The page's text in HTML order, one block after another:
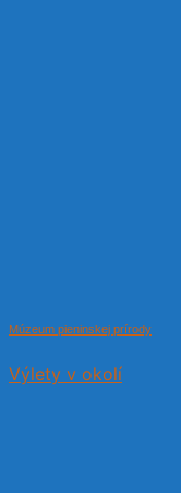
Múzeum pieninskej prírody
Výlety v okolí